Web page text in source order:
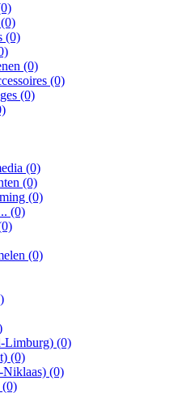
(0)
(0)
(0)
(0)
(0)
(0)
(0)
(0)
(0)
Limburg) (0)
(0)
Niklaas) (0)
(0)